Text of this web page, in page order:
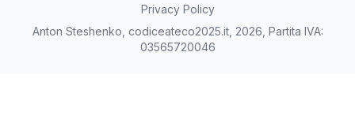
Privacy Policy
Anton Steshenko, codiceateco2025.it, 2026, Partita IVA:
03565720046